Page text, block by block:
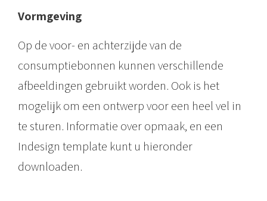
s
v
e
l
l
e
n
A
Vormgeving
Op de voor- en achterzijde van de
consumptiebonnen kunnen verschillende
afbeeldingen gebruikt worden. Ook is het
mogelijk om een ontwerp voor een heel vel in
te sturen. Informatie over opmaak, en een
Indesign template kunt u hieronder
downloaden.